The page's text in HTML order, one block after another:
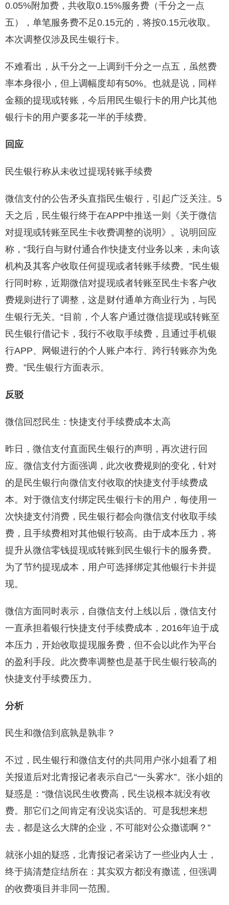
0.05%附加费，共收取0.15%服务费（千分之一点
五），单笔服务费不足0.15元的，将按0.15元收取。
本次调整仅涉及民生银行卡。
不难看出，从千分之一上调到千分之一点五，虽然费
率本身很小，但上调幅度却有50%。也就是说，同样
金额的提现或转账，今后用民生银行卡的用户比其他
银行卡的用户要多花一半的手续费。
回应
民生银行称从未收过提现转账手续费
微信支付的公告矛头直指民生银行，引起广泛关注。5
天之后，民生银行终于在APP中推送一则《关于微信
对提现或转账至民生卡收费调整的说明》。说明回应
称，“我行自与财付通合作快捷支付业务以来，未向该
机构及其客户收取任何提现或者转账手续费。”民生银
行同时称，近期微信对提现或者转账至民生卡客户收
费规则进行了调整，这是财付通单方商业行为，与民
生银行无关。“目前，个人客户通过微信提现或转账至
民生银行借记卡，我行不收取手续费，且通过手机银
行APP、网银进行的个人账户本行、跨行转账亦为免
费。”民生银行方面表示。
反驳
微信回怼民生：快捷支付手续费成本太高
昨日，微信支付直面民生银行的声明，再次进行回
应。微信支付方面强调，此次收费规则的变化，针对
的是民生银行向微信支付收取的快捷支付手续费成
本。对于微信支付绑定民生银行卡的用户，每使用一
次快捷支付消费，民生银行都会向微信支付收取手续
费，且手续费相对其他银行较高。由于成本压力，将
提升从微信零钱提现或转账到民生银行卡的服务费。
为了节约提现成本，用户可选择绑定其他银行卡并提
现。
微信方面同时表示，自微信支付上线以后，微信支付
一直承担着银行快捷支付手续费成本，2016年迫于成
本压力，开始收取提现服务费，但不会以此作为平台
的盈利手段。此次费率调整也是基于民生银行较高的
快捷支付手续费压力。
分析
民生和微信到底孰是孰非？
不过，民生银行和微信支付的共同用户张小姐看了相
关报道后对北青报记者表示自己“一头雾水”。张小姐的
疑惑是：“微信说民生收费高，民生说根本就没有收
费。那它们之间肯定有没说实话的。可是我想来想
去，都是这么大牌的企业，不可能对公众撒谎啊？”
就张小姐的疑惑，北青报记者采访了一些业内人士，
终于搞清楚症结所在：其实双方都没有撒谎，但强调
的收费项目并非同一范围。